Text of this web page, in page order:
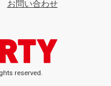
お問い合わせ
reserved.